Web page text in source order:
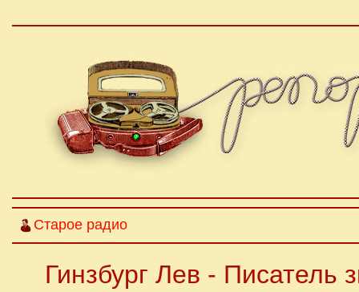
Старое радио
Гинзбург Лев - Писатель